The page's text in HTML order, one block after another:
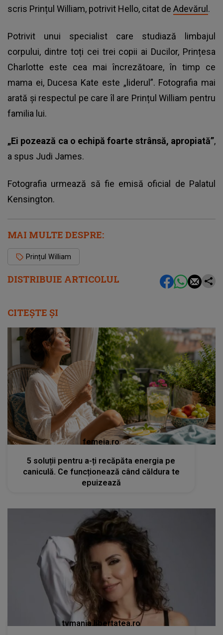
DISTRIBUIE ARTICOLUL
scris Prințul William, potrivit Hello, citat de Adevărul.
Potrivit unui specialist care studiază limbajul
corpului, dintre toți cei trei copii ai Ducilor, Prințesa
Charlotte este cea mai încrezătoare, în timp ce
mama ei, Ducesa Kate este „liderul”. Fotografia mai
arată și respectul pe care îl are Prințul William pentru
familia lui.
„Ei pozează ca o echipă foarte strânsă, apropiată”,
a spus Judi James.
Fotografia urmează să fie emisă oficial de Palatul
Kensington.
MAI MULTE DESPRE:
Prințul William
CITEȘTE ȘI
femeia.ro
5 soluții pentru a-ți recăpăta energia pe
caniculă. Ce funcționează când căldura te
epuizează
tvmania.libertatea.ro